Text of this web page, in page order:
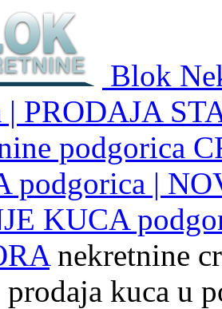
Blok
| PRODAJA
podgorica
podgorica |
KUCA
nekretnine
kuca u